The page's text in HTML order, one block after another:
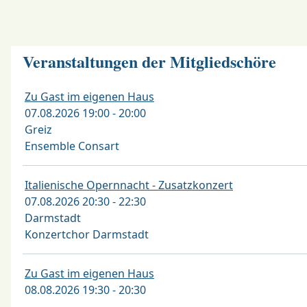
Veranstaltungen der Mitgliedschöre
Zu Gast im eigenen Haus
07.08.2026 19:00 - 20:00
Greiz
Ensemble Consart
Italienische Opernnacht - Zusatzkonzert
07.08.2026 20:30 - 22:30
Darmstadt
Konzertchor Darmstadt
Zu Gast im eigenen Haus
08.08.2026 19:30 - 20:30